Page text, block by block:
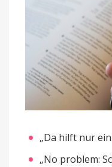
„Da hilft nur
„No problem: